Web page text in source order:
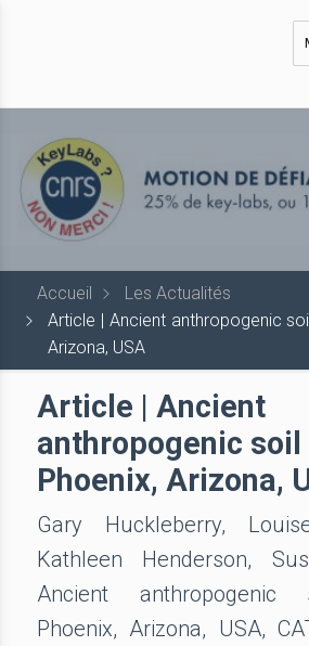
Accueil
Les Actualités
Article | Ancient anthropogenic
Arizona, USA
Article | Ancient
anthropogenic soil
Phoenix, Arizona,
Gary Huckleberry,
Kathleen Henderson,
Ancient anthropogenic
Phoenix, Arizona, USA,